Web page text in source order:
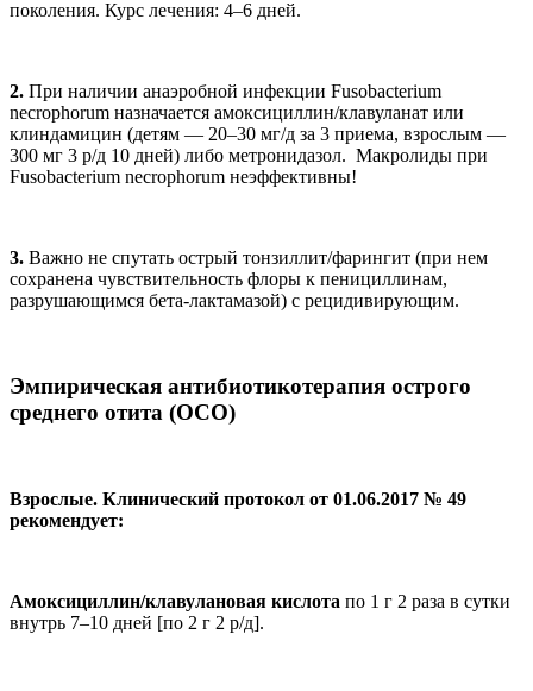
поколения. Курс лечения: 4–6 дней.
2. При наличии анаэробной инфекции Fusobacterium
necrophorum назначается амоксициллин/клавуланат или
клиндамицин (детям — 20–30 мг/д за 3 приема, взрослым —
300 мг 3 р/д 10 дней) либо метронидазол. Макролиды при
Fusobacterium necrophorum неэффективны!
3. Важно не спутать острый тонзиллит/фарингит (при нем
сохранена чувствительность флоры к пенициллинам,
разрушающимся бета-лактамазой) с рецидивирующим.
Эмпирическая антибиотикотерапия острого
среднего отита (ОСО)
Взрослые. Клинический протокол от 01.06.2017 № 49
рекомендует:
Амоксициллин/клавулановая кислота по 1 г 2 раза в сутки
внутрь 7–10 дней [по 2 г 2 р/д].